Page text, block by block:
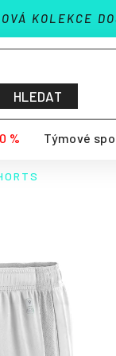
KOLEKCE
HLEDAT
% Týmové